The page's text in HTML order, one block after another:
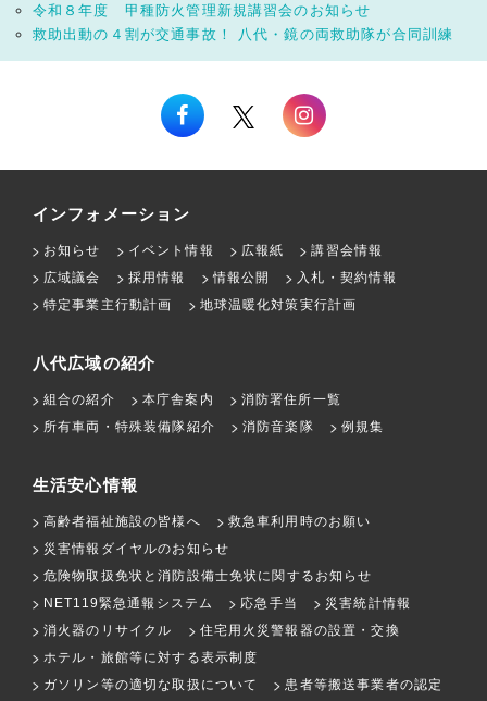
令和８年度 甲種防火管理新規講習会のお知らせ
救助出動の４割が交通事故！ 八代・鏡の両救助隊が合同訓練
インフォメーション
お知らせ イベント情報 広報紙
講習会情報
広域議会
採用情報 情報公開
入札・契約情報
特定事業主行動計画
地球温暖化対策実行計画
八代広域の紹介
組合の紹介 本庁舎案内
消防署住所一覧
所有車両・特殊装備隊紹介
消防音楽隊 例規集
生活安心情報
高齢者福祉施設の皆様へ
救急車利用時のお願い
災害情報ダイヤルのお知らせ
危険物取扱免状と消防設備士免状に関するお知らせ
NET119緊急通報システム
応急手当
災害統計情報
消火器のリサイクル
住宅用火災警報器の設置・交換
ホテル・旅館等に対する表示制度
ガソリン等の適切な取扱について
患者等搬送事業者の認定